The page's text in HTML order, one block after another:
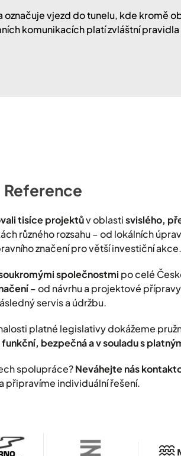
označuje vjezd do tunelu, kde kromě
komunikacích platí zvláštní
Reference
tisíce projektův oblastisvislého,
různého rozsahu – od lokálních
značení pro větší investiční akce.
společnostmi po celé
– od návrhu a projektové
servis a údržbu.
platné legislativy dokážeme
funkční, bezpečná a v souladu s
spolupráce?Neváhejte nás
připravíme individuální řešení.